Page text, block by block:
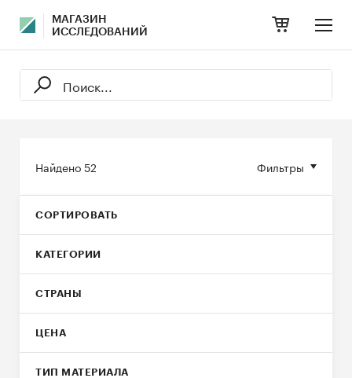
МАГАЗИН
ИССЛЕДОВАНИЙ
Фильтры
Найдено52
СОРТИРОВАТЬ
КАТЕГОРИИ
СТРАНЫ
ЦЕНА
ТИП МАТЕРИАЛА